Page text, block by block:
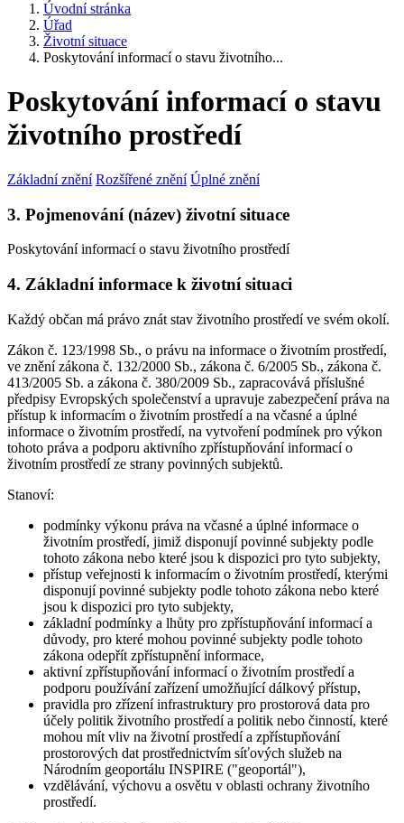
Úvodní stránka
Úřad
Životní situace
Poskytování informací o stavu životního...
Poskytování informací o stavu
životního prostředí
Základní znění Rozšířené znění Úplné znění
3. Pojmenování (název) životní situace
Poskytování informací o stavu životního prostředí
4. Základní informace k životní situaci
Každý občan má právo znát stav životního prostředí ve svém okolí.
Zákon č. 123/1998 Sb., o právu na informace o životním prostředí,
ve znění zákona č. 132/2000 Sb., zákona č. 6/2005 Sb., zákona č.
413/2005 Sb. a zákona č. 380/2009 Sb., zapracovává příslušné
předpisy Evropských společenství a upravuje zabezpečení práva na
přístup k informacím o životním prostředí a na včasné a úplné
informace o životním prostředí, na vytvoření podmínek pro výkon
tohoto práva a podporu aktivního zpřístupňování informací o
životním prostředí ze strany povinných subjektů.
Stanoví:
podmínky výkonu práva na včasné a úplné informace o
životním prostředí, jimiž disponují povinné subjekty podle
tohoto zákona nebo které jsou k dispozici pro tyto subjekty,
přístup veřejnosti k informacím o životním prostředí, kterými
disponují povinné subjekty podle tohoto zákona nebo které
jsou k dispozici pro tyto subjekty,
základní podmínky a lhůty pro zpřístupňování informací a
důvody, pro které mohou povinné subjekty podle tohoto
zákona odepřít zpřístupnění informace,
aktivní zpřístupňování informací o životním prostředí a
podporu používání zařízení umožňující dálkový přístup,
pravidla pro zřízení infrastruktury pro prostorová data pro
účely politik životního prostředí a politik nebo činností, které
mohou mít vliv na životní prostředí a zpřístupňování
prostorových dat prostřednictvím síťových služeb na
Národním geoportálu INSPIRE ("geoportál"),
vzdělávání, výchovu a osvětu v oblasti ochrany životního
prostředí.